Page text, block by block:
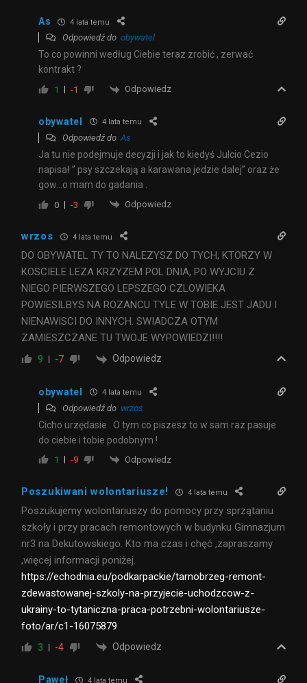
As 4 lata temu
Odpowiedź do obywatel
To co powinni według Ciebie teraz zrobić , zerwać
kontrakt ?
1 -1 Odpowiedz
obywatel 4 lata temu
Odpowiedź do As
Ja tu nie podejmuje decyzji i jak to kiedyś Julcio Cezio
napisał ” psy szczekają a karawana jedzie dalej” oraz że
gow…o mam do gadania .
0 -3 Odpowiedz
wrzos 4 lata temu
DO OBYWATEL TY TO NALEZYSZ DO TYCH, KTORZY W
KOSCIELE LEZA KRZYZEM POL DNIA, PO WYJCIU Z
NIEGO PIERWSZEGO LEPSZEGO CZLOWIEKA
POWIESILBYS NA ROZANCU TYLE W TOBIE JEST JADU I
NIENAWISCI DO INNYCH. SWIADCZA OTYM
ZAMIESZCZANE TU TWOJE WYPOWIEDZI!!!!
9 -7 Odpowiedz
obywatel 4 lata temu
Odpowiedź do wrzos
Cicho urzędasie . O tym co piszesz to w sam raz pasuje
do ciebie i tobie podobnym !
1 -9 Odpowiedz
Poszukiwani wolontariusze! 4 lata temu
Poszukujemy wolontariuszy do pomocy przy sprzątaniu
szkoły i przy pracach remontowych w budynku Gimnazjum
nr3 na Dekutowskiego. Kto ma czas i chęć ,zapraszamy
,więcej informacji poniżej.
https://echodnia.eu/podkarpackie/tarnobrzeg-remont-
zdewastowanej-szkoly-na-przyjecie-uchodzcow-z-
ukrainy-to-tytaniczna-praca-potrzebni-wolontariusze-
foto/ar/c1-16075879
3 -4 Odpowiedz
Paweł 4 lata temu